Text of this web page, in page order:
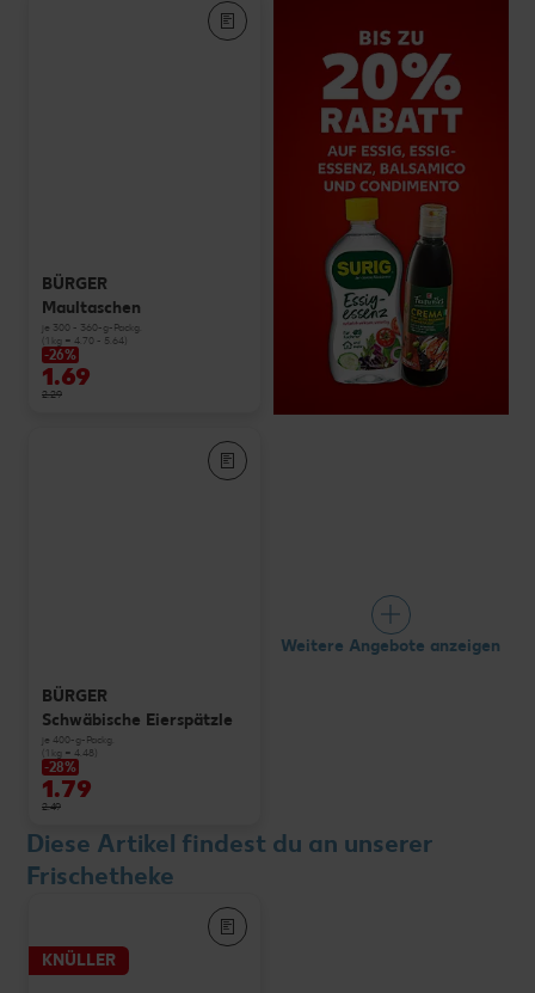
BÜRGER
Maultaschen
je 300 - 360-g-Packg.
(1 kg = 4.70 - 5.64)
-26%
1.69
2.29
BÜRGER
Schwäbische Eierspätzle
je 400-g-Packg.
(1 kg = 4.48)
-28%
1.79
2.49
Weitere Angebote anzeigen
Diese Artikel findest du an unserer
Frischetheke
KNÜLLER